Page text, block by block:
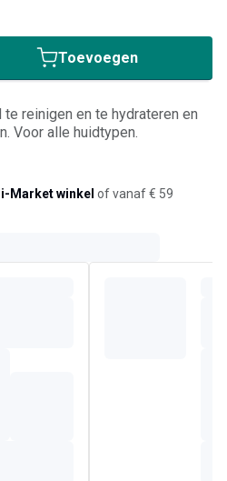
Toevoegen
reinigen en te hydrateren en
Voor alle huidtypen.
Market winkel of vanaf € 59